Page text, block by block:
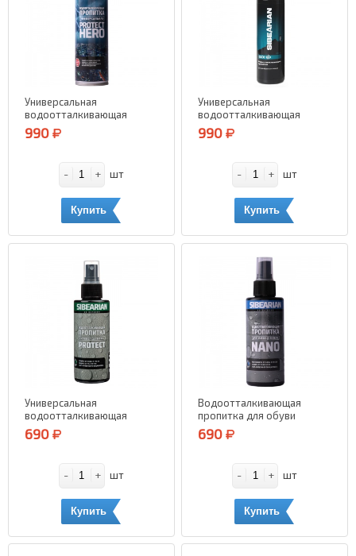
Универсальная
водоотталкивающая
пропитка SIBEARIAN
Protect Hero 250 мл.
990
- + шт
Купить
Универсальная
водоотталкивающая
пропитка SIBEARIAN Pro
Go (спрей) 250 мл.
990
- + шт
Купить
Универсальная
водоотталкивающая
пропитка SIBEARIAN
Protect 150 мл.
690
- + шт
Купить
Водоотталкивающая
пропитка для обуви
SIBEARIAN Nano 150 мл.
690
- + шт
Купить